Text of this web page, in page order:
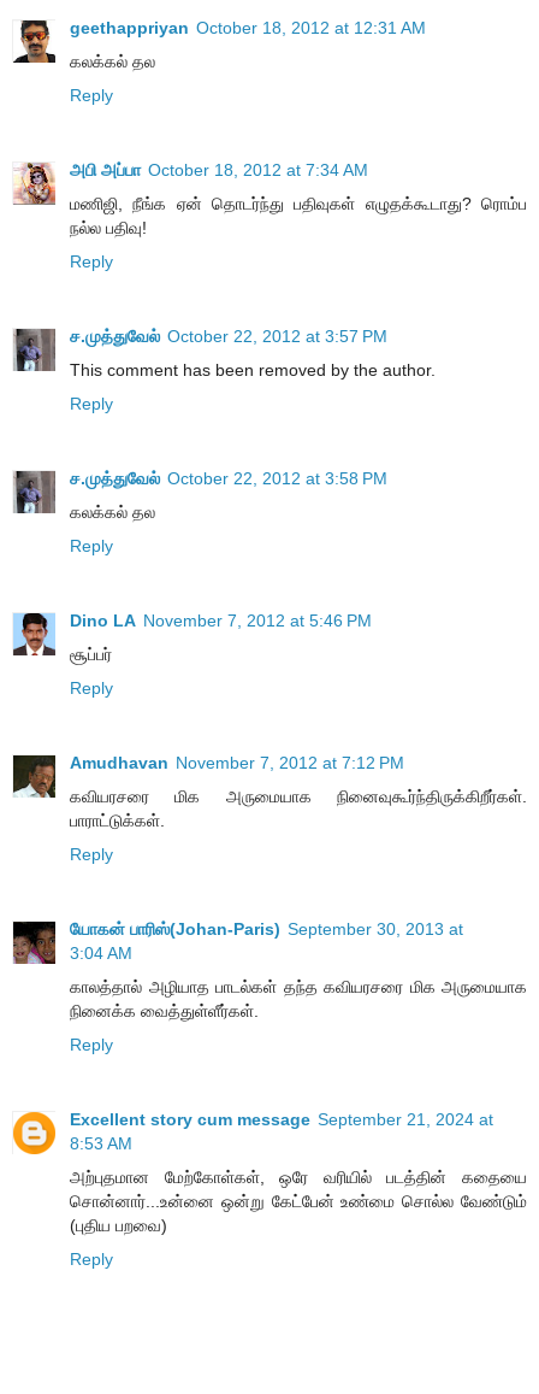
geethappriyan October 18, 2012 at 12:31 AM
கலக்கல் தல
Reply
அபி அப்பா October 18, 2012 at 7:34 AM
மணிஜி, நீங்க ஏன் தொடர்ந்து பதிவுகள் எழுதக்கூடாது? ரொம்ப
நல்ல பதிவு!
Reply
ச.முத்துவேல் October 22, 2012 at 3:57 PM
This comment has been removed by the author.
Reply
ச.முத்துவேல் October 22, 2012 at 3:58 PM
கலக்கல் தல
Reply
Dino LA November 7, 2012 at 5:46 PM
சூப்பர்
Reply
Amudhavan November 7, 2012 at 7:12 PM
கவியரசரை மிக அருமையாக நினைவுகூர்ந்திருக்கிறீர்கள்.
பாராட்டுக்கள்.
Reply
யோகன் பாரிஸ்(Johan-Paris) September 30, 2013 at
3:04 AM
காலத்தால் அழியாத பாடல்கள் தந்த கவியரசரை மிக அருமையாக
நினைக்க வைத்துள்ளீர்கள்.
Reply
Excellent story cum message September 21, 2024 at
8:53 AM
அற்புதமான மேற்கோள்கள், ஒரே வரியில் படத்தின் கதையை
சொன்னார்...உன்னை ஒன்று கேட்பேன் உண்மை சொல்ல வேண்டும்
(புதிய பறவை)
Reply